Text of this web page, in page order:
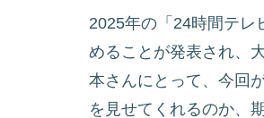
2025年の「24時間テレ
めることが発表され、
本さんにとって、今回
を見せてくれるのか、